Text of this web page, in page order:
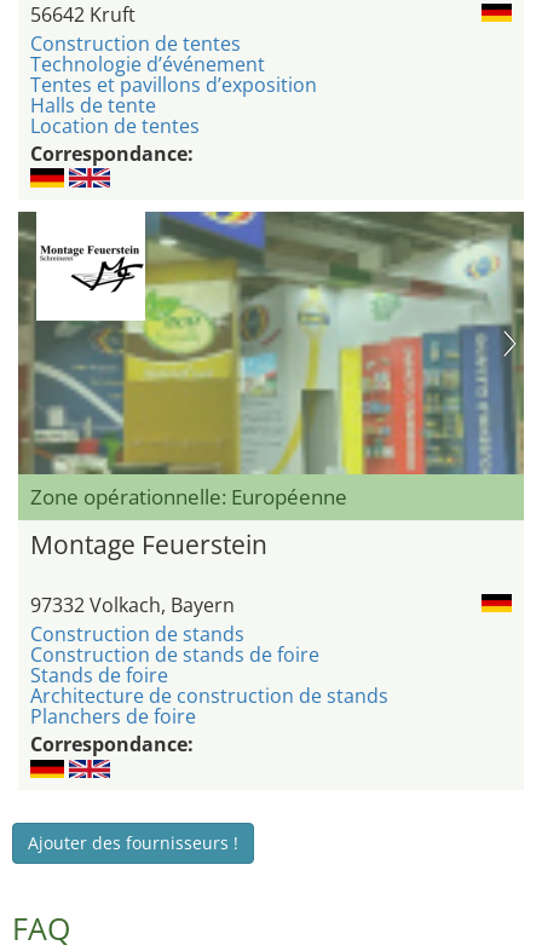
56642 Kruft
Construction de tentes
Technologie d’événement
Tentes et pavillons d’exposition
Halls de tente
Location de tentes
Correspondance:
Zone opérationnelle: Européenne
Montage Feuerstein
97332 Volkach, Bayern
Construction de stands
Construction de stands de foire
Stands de foire
Architecture de construction de stands
Planchers de foire
Correspondance:
Ajouter des fournisseurs !
FAQ